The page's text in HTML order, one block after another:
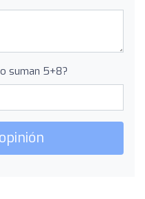
suman 5+8?